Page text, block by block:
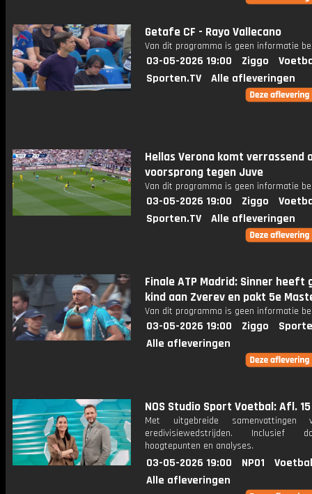
Getafe CF - Rayo Vallecano
Van dit programma is geen informatie
03-05-2026 19:00 Ziggo
Sporten.TV
Alle afleveringen
Hellas Verona komt verrassend
voorsprong tegen Juve
Van dit programma is geen informatie
03-05-2026 19:00 Ziggo
Sporten.TV
Alle afleveringen
Finale ATP Madrid: Sinner heeft
kind aan Zverev en pakt 5e
Van dit programma is geen informatie
03-05-2026 19:00 Ziggo
Alle afleveringen
NOS Studio Sport Voetbal: Afl. 15
Met uitgebreide samenvattingen
eredivisiewedstrijden. Inclusief
hoogtepunten en analyses.
03-05-2026 19:00 NPO1
Alle afleveringen